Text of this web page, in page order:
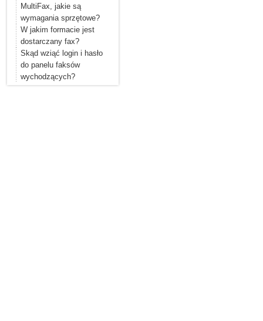
MultiFax, jakie są
wymagania sprzętowe?
W jakim formacie jest
dostarczany fax?
Skąd wziąć login i hasło
do panelu faksów
wychodzących?